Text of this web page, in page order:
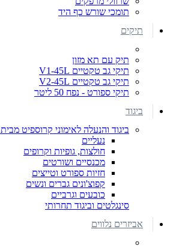
תומכי שורש כף היד
תיקים
תיק עם תא מזון
תיקי גב טקטיים V1-45L
תיקי גב טקטיים V2-45L
תיקי ספורט - נפח 50 ליטר
ביגוד
ביגוד והנעלה לאימוני קרוספיט מבית Velites
נעליים
חולצות, גופיות וקרופים
מכנסיים ושורטים
חזיות ספורט וטייצים
קפוצ'ונים גברים ונשים
כובעים וגרביים
סינגלטים וביגוד תחרותי
אביזרים נלווים